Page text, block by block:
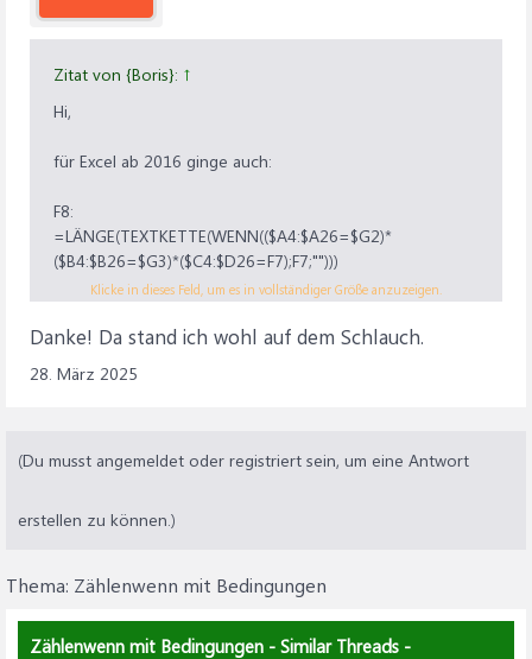
Zitat von {Boris}: ↑
Hi,
für Excel ab 2016 ginge auch:
F8:
=LÄNGE(TEXTKETTE(WENN(($A4:$A26=$G2)*
($B4:$B26=$G3)*($C4:$D26=F7);F7;"")))
und nach rechts kopieren.
(A4:A26=G2)*(B4:B26=G3))=a))))
leeren. Die Formel spillt das Ergebnis automatisch auf die
Klicke in dieses Feld, um es in vollständiger Größe anzuzeigen.
Danke! Da stand ich wohl auf dem Schlauch.
28. März 2025
(Du musst angemeldet oder registriert sein, um eine Antwort
erstellen zu können.)
Thema: Zählenwenn mit Bedingungen
Zählenwenn mit Bedingungen - Similar Threads -